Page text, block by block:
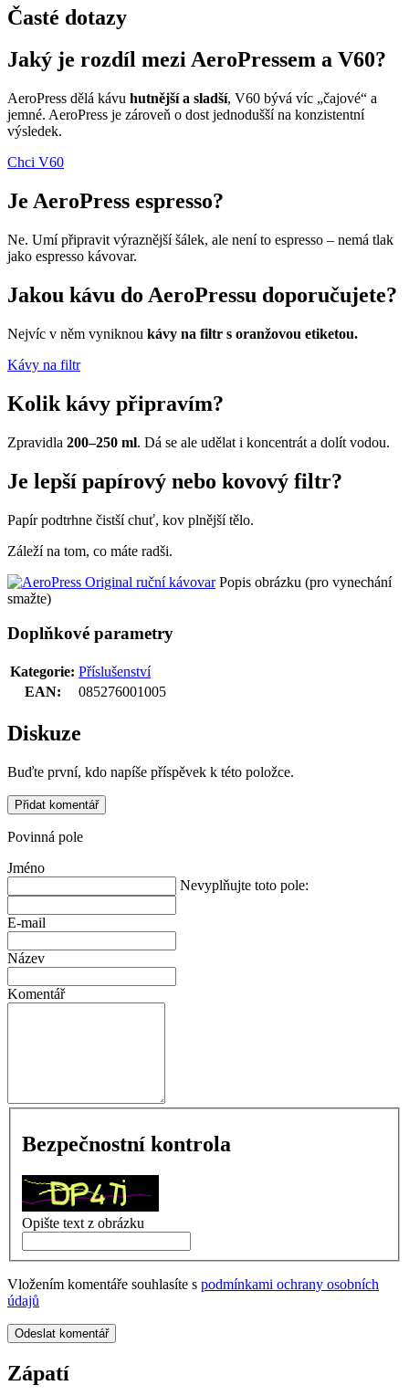
Časté dotazy
Jaký je rozdíl mezi AeroPressem a V60?
AeroPress dělá kávu hutnější a sladší, V60 bývá víc „čajové“ a
jemné. AeroPress je zároveň o dost jednodušší na konzistentní
výsledek.
Chci V60
Je AeroPress espresso?
Ne. Umí připravit výraznější šálek, ale není to espresso – nemá tlak
jako espresso kávovar.
Jakou kávu do AeroPressu doporučujete?
Nejvíc v něm vyniknou kávy na filtr s oranžovou etiketou.
Kávy na filtr
Kolik kávy připravím?
Zpravidla 200–250 ml. Dá se ale udělat i koncentrát a dolít vodou.
Je lepší papírový nebo kovový filtr?
Papír podtrhne čistší chuť, kov plnější tělo.
Záleží na tom, co máte radši.
Popis obrázku (pro vynechání
smažte)
Doplňkové parametry
Kategorie: Příslušenství
EAN: 085276001005
Diskuze
Buďte první, kdo napíše příspěvek k této položce.
Přidat komentář
Povinná pole
Jméno
Nevyplňujte toto pole:
E-mail
Název
Komentář
Bezpečnostní kontrola
Opište text z obrázku
Vložením komentáře souhlasíte s podmínkami ochrany osobních
údajů
Odeslat komentář
Zápatí